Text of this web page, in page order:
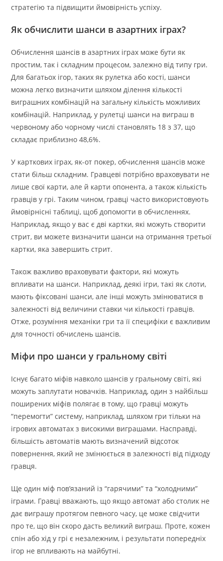
стратегію та підвищити ймовірність успіху.
Як обчислити шанси в азартних іграх?
Обчислення шансів в азартних іграх може бути як
простим, так і складним процесом, залежно від типу гри.
Для багатьох ігор, таких як рулетка або кості, шанси
можна легко визначити шляхом ділення кількості
виграшних комбінацій на загальну кількість можливих
комбінацій. Наприклад, у рулетці шанси на виграш в
червоному або чорному числі становлять 18 з 37, що
складає приблизно 48,6%.
У карткових іграх, як-от покер, обчислення шансів може
стати більш складним. Гравцеві потрібно враховувати не
лише свої карти, але й карти опонента, а також кількість
гравців у грі. Таким чином, гравці часто використовують
ймовірнісні таблиці, щоб допомогти в обчисленнях.
Наприклад, якщо у вас є дві картки, які можуть створити
стрит, ви можете визначити шанси на отримання третьої
картки, яка завершить стрит.
Також важливо враховувати фактори, які можуть
впливати на шанси. Наприклад, деякі ігри, такі як слоти,
мають фіксовані шанси, але інші можуть змінюватися в
залежності від величини ставки чи кількості гравців.
Отже, розуміння механіки гри та її специфіки є важливим
для точності обчислень шансів.
Міфи про шанси у гральному світі
Існує багато міфів навколо шансів у гральному світі, які
можуть заплутати новачків. Наприклад, один з найбільш
поширених міфів полягає в тому, що гравці можуть
“перемогти” систему, наприклад, шляхом гри тільки на
ігрових автоматах з високими виграшами. Насправді,
більшість автоматів мають визначений відсоток
повернення, який не змінюється в залежності від підходу
гравця.
Ще один міф пов’язаний із “гарячими” та “холодними”
іграми. Гравці вважають, що якщо автомат або столик не
дає виграшу протягом певного часу, це може свідчити
про те, що він скоро дасть великий виграш. Проте, кожен
спін або хід у грі є незалежним, і результати попередніх
ігор не впливають на майбутні.